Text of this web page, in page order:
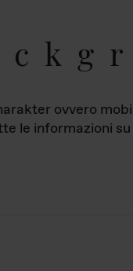
ovvero
le informazioni